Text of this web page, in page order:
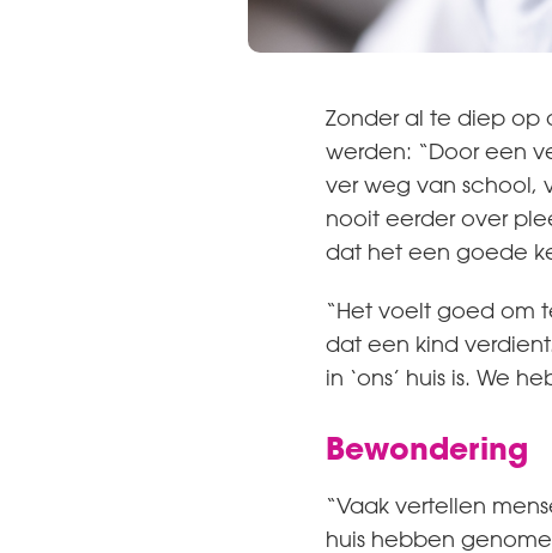
Zonder al te diep op
werden: “Door een
ver weg van school,
nooit eerder over
dat het een goede
“Het voelt goed om
dat een kind
in ‘ons’ huis is. We
Bewondering
“Vaak vertellen
huis hebben